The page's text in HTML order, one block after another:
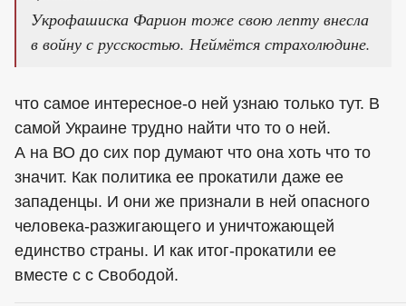
Укрофашиска Фарион тоже свою лепту внесла
в войну с русскостью. Неймётся страхолюдине.
что самое интересное-о ней узнаю только тут. В
самой Украине трудно найти что то о ней.
А на ВО до сих пор думают что она хоть что то
значит. Как политика ее прокатили даже ее
западенцы. И они же признали в ней опасного
человека-разжигающего и уничтожающей
единство страны. И как итог-прокатили ее
вместе с с Свободой.